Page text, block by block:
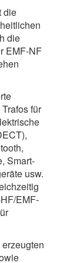
die
die
EMF-NF
für
Smart-
usw.
EMF-